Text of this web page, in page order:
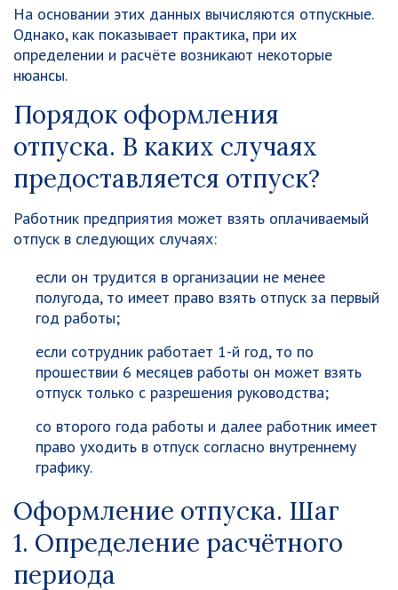
На основании этих данных вычисляются отпускные.
Однако, как показывает практика, при их
определении и расчёте возникают некоторые
нюансы.
Порядок оформления
отпуска. В каких случаях
предоставляется отпуск?
Работник предприятия может взять оплачиваемый
отпуск в следующих случаях:
если он трудится в организации не менее
полугода, то имеет право взять отпуск за первый
год работы;
если сотрудник работает 1-й год, то по
прошествии 6 месяцев работы он может взять
отпуск только с разрешения руководства;
со второго года работы и далее работник имеет
право уходить в отпуск согласно внутреннему
графику.
Оформление отпуска. Шаг
1. Определение расчётного
периода